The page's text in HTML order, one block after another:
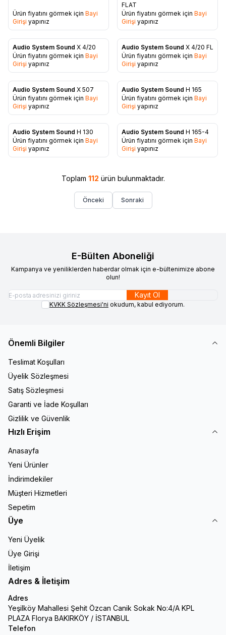
Ürün fiyatını görmek için Bayi
Girişi yapınız
Favorilere Ekle
FLAT
Ürün fiyatını görmek için Bayi
Girişi yapınız
Favorilere Ekle
Audio System Sound X 4/20
Ürün fiyatını görmek için Bayi
Girişi yapınız
Favorilere Ekle
Audio System Sound X 4/20 FL
Ürün fiyatını görmek için Bayi
Girişi yapınız
Favorilere Ekle
Audio System Sound X 507
Ürün fiyatını görmek için Bayi
Girişi yapınız
Favorilere Ekle
Audio System Sound H 165
Ürün fiyatını görmek için Bayi
Girişi yapınız
Favorilere Ekle
Audio System Sound H 130
Ürün fiyatını görmek için Bayi
Girişi yapınız
Favorilere Ekle
Audio System Sound H 165-4
Ürün fiyatını görmek için Bayi
Girişi yapınız
Toplam 112 ürün bulunmaktadır.
Önceki Sonraki
E-Bülten Aboneliği
Kampanya ve yeniliklerden haberdar olmak için e-bültenimize abone
olun!
Kayıt Ol
KVKK Sözleşmesi'ni okudum, kabul ediyorum.
Önemli Bilgiler
Teslimat Koşulları
Üyelik Sözleşmesi
Satış Sözleşmesi
Garanti ve İade Koşulları
Gizlilik ve Güvenlik
Hızlı Erişim
Anasayfa
Yeni Ürünler
İndirimdekiler
Müşteri Hizmetleri
Sepetim
Üye
Yeni Üyelik
Üye Girişi
İletişim
Adres & İletişim
Adres
Yeşilköy Mahallesi Şehit Özcan Canik Sokak No:4/A KPL
PLAZA Florya BAKIRKÖY / İSTANBUL
Telefon